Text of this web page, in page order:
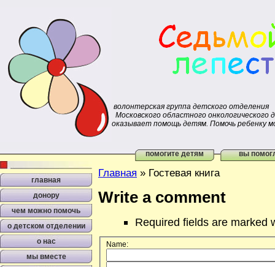
волонтерская группа детского отделения
Московского областного онкологического
оказывает помощь детям. Помочь ребенку
помогите детям вы
главная
донору
чем можно помочь
о детском отделении
о нас
мы вместе
Главная » Гостевая книга
Write a comment
Required fields are marked
Name: